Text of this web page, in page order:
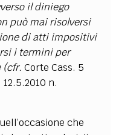
il diniego
può mai risolversi
di atti impositivi
i termini per
(cfr.Corte Cass. 5
n.
che